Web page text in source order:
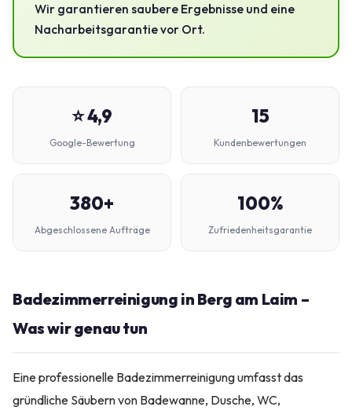
Wir garantieren saubere Ergebnisse und eine
Nacharbeitsgarantie vor Ort.
⭐ 4,9
Google-Bewertung
15
Kundenbewertungen
380+
Abgeschlossene Aufträge
100%
Zufriedenheitsgarantie
Badezimmerreinigung in Berg am Laim –
Was wir genau tun
Eine professionelle Badezimmerreinigung umfasst das
gründliche Säubern von Badewanne, Dusche, WC,